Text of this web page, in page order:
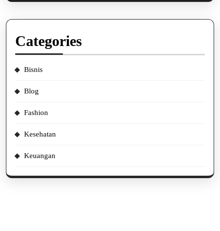
Categories
Bisnis
Blog
Fashion
Kesehatan
Keuangan